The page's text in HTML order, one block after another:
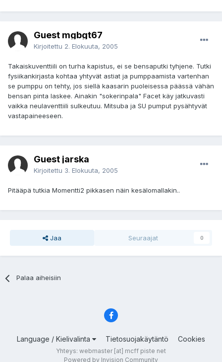
Guest mgbgt67
Kirjoitettu 2. Elokuuta, 2005
Takaiskuventtiili on turha kapistus, ei se bensaputki tyhjene. Tutki
fysiikankirjasta kohtaa yhtyvät astiat ja pumppaamista vartenhan
se pumppu on tehty, jos siellä kaasarin puoleisessa päässä vähän
bensan pinta laskee. Ainakin "sokerinpala" Facet käy jatkuvasti
vaikka neulaventtiili sulkeutuu. Mitsuba ja SU pumput pysähtyvät
vastapaineeseen.
Guest jarska
Kirjoitettu 3. Elokuuta, 2005
Pitääpä tutkia Momentti2 pikkasen näin kesälomallakin..
Jaa Seuraajat 0
Palaa aiheisiin
Language / Kielivalinta Tietosuojakäytäntö Cookies
Yhteys: webmaster [at] mcff piste net
Powered by Invision Community